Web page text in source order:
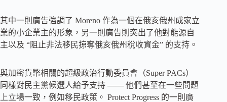
其中一則廣告強調了 Moreno 作為一個在俄亥俄州成家立
業的小企業主的形象，另一則廣告則突出了他對能源自
主以及 “阻止非法移民掠奪俄亥俄州稅收資金” 的支持。
與加密貨幣相關的超級政治行動委員會（Super PACs）
同樣對民主黨候選人給予支持 —— 他們甚至在一些問題
上立場一致，例如移民政策。 Protect Progress 的一則廣